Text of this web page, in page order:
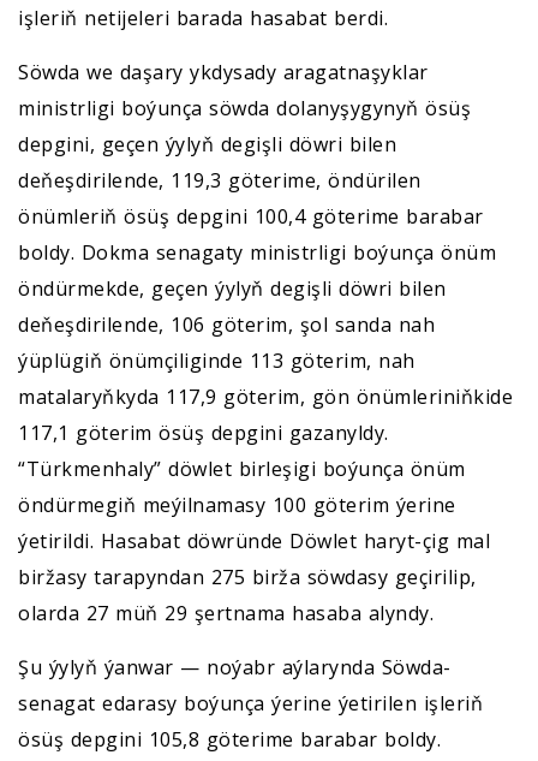
işleriň netijeleri barada hasabat berdi.
Söwda we daşary ykdysady aragatnaşyklar
ministrligi boýunça söwda dolanyşygynyň ösüş
depgini, geçen ýylyň degişli döwri bilen
deňeşdirilende, 119,3 göterime, öndürilen
önümleriň ösüş depgini 100,4 göterime barabar
boldy. Dokma senagaty ministrligi boýunça önüm
öndürmekde, geçen ýylyň degişli döwri bilen
deňeşdirilende, 106 göterim, şol sanda nah
ýüplügiň önümçiliginde 113 göterim, nah
matalaryňkyda 117,9 göterim, gön önümleriniňkide
117,1 göterim ösüş depgini gazanyldy.
“Türkmenhaly” döwlet birleşigi boýunça önüm
öndürmegiň meýilnamasy 100 göterim ýerine
ýetirildi. Hasabat döwründe Döwlet haryt-çig mal
biržasy tarapyndan 275 birža söwdasy geçirilip,
olarda 27 müň 29 şertnama hasaba alyndy.
Şu ýylyň ýanwar — noýabr aýlarynda Söwda-
senagat edarasy boýunça ýerine ýetirilen işleriň
ösüş depgini 105,8 göterime barabar boldy.